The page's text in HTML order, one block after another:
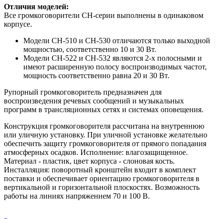
Отличия моделей:
Все громкоговорители CH-серии выполнены в одинаковом
корпусе.
Модели CH-510 и CH-530 отличаются только выходной
мощностью, соответственно 10 и 30 Вт.
Модели CH-522 и CH-532 являются 2-х полосными и
имеют расширенную полосу воспроизводимых частот,
мощность соответственно равна 20 и 30 Вт.
Рупорный громкоговоритель предназначен для
воспроизведения речевых сообщений и музыкальных
программ в трансляционных сетях и системах оповещения.
Конструкция громкоговорителя рассчитана на внутреннюю
или уличную установку. При уличной установке желательно
обеспечить защиту громкоговорителя от прямого попадания
атмосферных осадков. Исполнение: влагозащищенное.
Материал - пластик, цвет корпуса - слоновая кость.
Инсталляция: поворотный кронштейн входит в комплект
поставки и обеспечивает ориентацию громкоговорителя в
вертикальной и горизонтальной плоскостях. Возможность
работы на линиях напряжением 70 и 100 В.